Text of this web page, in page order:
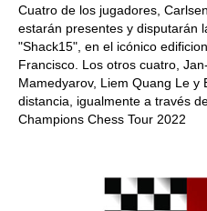
Cuatro de los jugadores,
estarán presentes y disputarán
"Shack15", en el icónico
Francisco. Los otros cuatro,
Mamedyarov, Liem Quang Le y
distancia, igualmente a través
Champions Chess Tour 2022